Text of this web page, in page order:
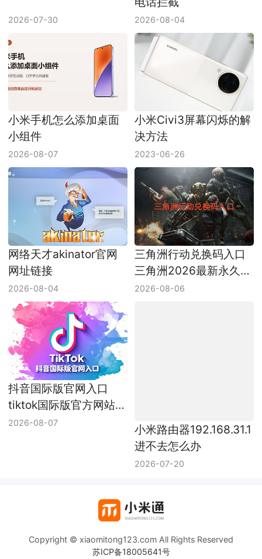
2026-07-30 2026-08-04
小米手机怎么添加桌面
小组件
2026-08-07
小米Civi3屏幕闪烁的解
决方法
2023-06-26
网络天才akinator官网
网址链接
2026-08-04
三角洲行动兑换码入口
三角洲2026最新永久兑
换码
2026-08-06
抖音国际版官网入口
tiktok国际版官方网站入
口
2026-08-07
小米路由器192.168.31.1
进不去怎么办
2026-07-20
Copyright © xiaomitong123.com All Rights Reserved
苏ICP备18005641号